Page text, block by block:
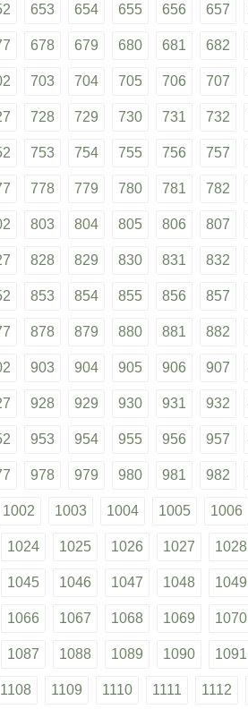
653 654 655 656 657
678 679 680 681 682
703 704 705 706 707
728 729 730 731 732
753 754 755 756 757
778 779 780 781 782
803 804 805 806 807
828 829 830 831 832
853 854 855 856 857
878 879 880 881 882
903 904 905 906 907
928 929 930 931 932
953 954 955 956 957
978 979 980 981 982
1002 1003 1004 1005 1006
1024 1025 1026 1027 1028
1045 1046 1047 1048 1049
1066 1067 1068 1069 1070
1087 1088 1089 1090 1091
1108 1109 1110 1111 1112